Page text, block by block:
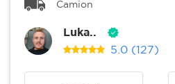
Camion
Luka..
5.0 (127)